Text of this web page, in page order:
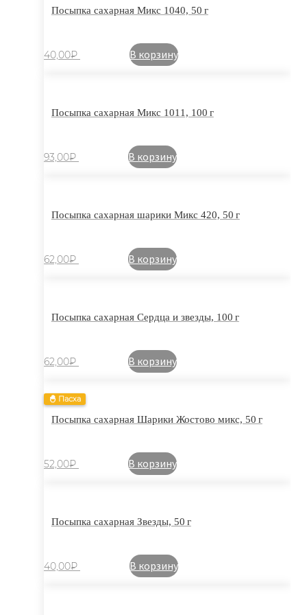
Посыпка сахарная Микс 1040, 50 г
40,00₽ В корзину
Посыпка сахарная Микс 1011, 100 г
93,00₽ В корзину
Посыпка сахарная шарики Микс 420, 50 г
62,00₽ В корзину
Посыпка сахарная Сердца и звезды, 100 г
62,00₽ В корзину
🐣 Пасха
Посыпка сахарная Шарики Жостово микс, 50 г
52,00₽ В корзину
Посыпка сахарная Звезды, 50 г
40,00₽ В корзину